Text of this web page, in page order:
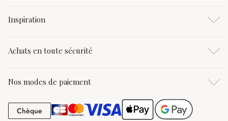
Inspiration
Achats en toute sécurité
Nos modes de paiement
Chèque Chèque